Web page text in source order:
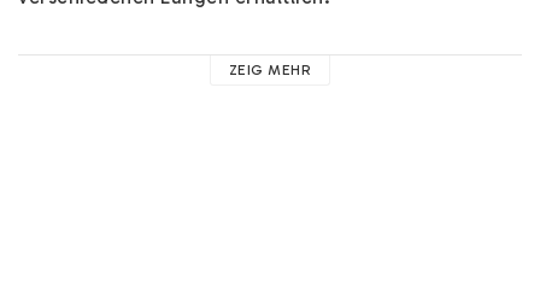
Hilfe zu unseren Armbändern finden Sie HIER.
ZEIG MEHR